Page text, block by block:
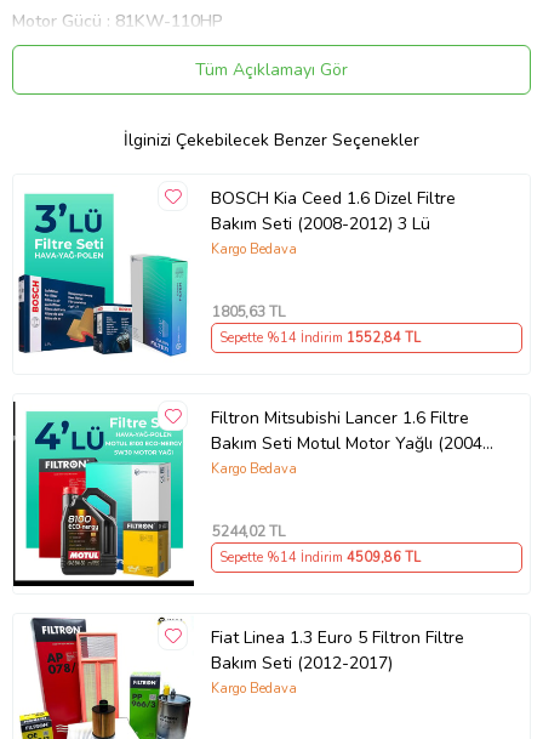
Motor Gücü : 81KW-110HP
MOTOR KODU : K4M 824
BOSCH Renault Laguna 1.6 BenzinFiltre Bakım Seti 2008
BOSCH Renault Laguna 1.6 Benzin Filtre Bakım Seti 2010
BOSCH Renault Laguna 1.6 Benzin Filtre Bakım Seti 2011
BOSCH Renault Laguna 1.6 Benzin Filtre Bakım Seti 2012
BOSCH Renault Laguna 1.6 Benzin Filtre Bakım Seti 2013
BOSCH Renault Laguna 1.6 Benzin Filtre Bakım Seti 2014
BOSCH Renault Laguna 1.6 Benzin Filtre Bakım Seti 2015
Ürün Kodu:kcm31311347
Tüm Açıklamayı Gör
İlginizi Çekebilecek Benzer Seçenekler
BOSCH Kia Ceed 1.6 Dizel Filtre
Bakım Seti (2008-2012) 3 Lü
Kargo Bedava
1805,63 TL
Sepette %14 İndirim 1552,84 TL
Filtron Mitsubishi Lancer 1.6 Filtre
Bakım Seti Motul Motor Yağlı (2004-
2008) 4 Lü
Kargo Bedava
5244,02 TL
Sepette %14 İndirim 4509,86 TL
Fiat Linea 1.3 Euro 5 Filtron Filtre
Bakım Seti (2012-2017)
Kargo Bedava